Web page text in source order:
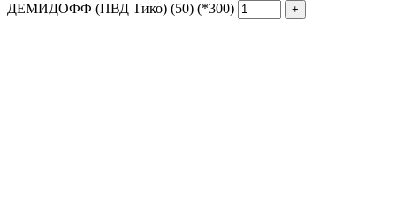
ДЕМИДОФФ (ПВД Тико) (50) (*300)